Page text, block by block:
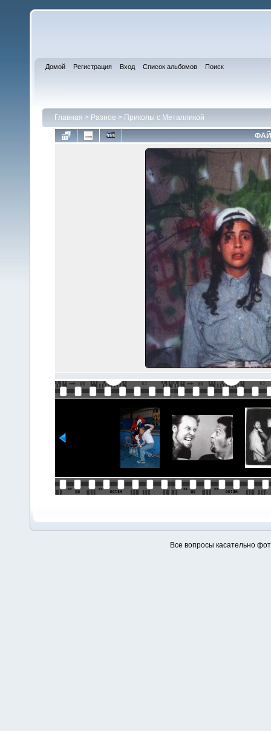
Домой Регистрация Вход Список альбомов Поиск
Главная > Разное > Приколы с Металликой
Все вопросы касательно